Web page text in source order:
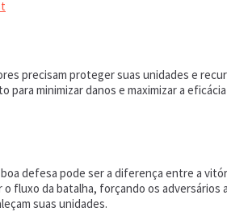
precisam proteger suas unidades e
minimizar danos e maximizar a
defesa pode ser a diferença entre a
fluxo da batalha, forçando os
suas unidades.